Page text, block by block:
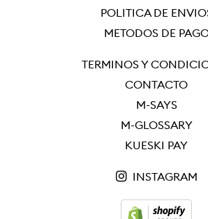
POLÍTICA DE
MÉTODOS DE
TÉRMINOS Y
CONTACTO
M-SAYS
M-GLOSSARY
KUESKI PAY
INSTAGRAM